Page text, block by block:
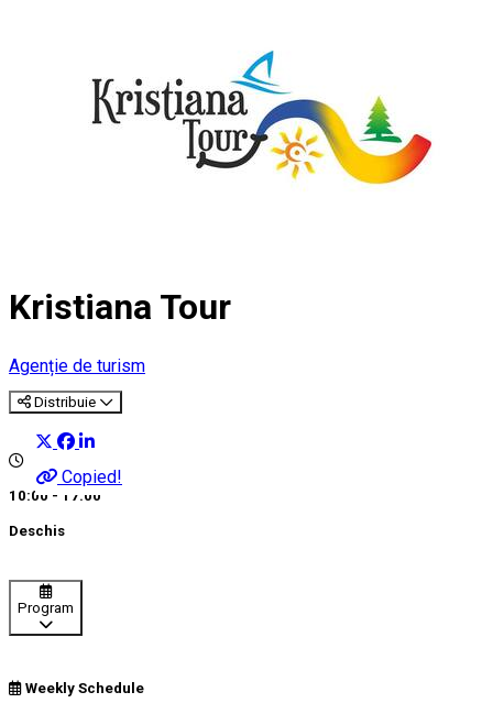
Kristiana Tour
Agenție de turism
Distribuie
Copied!
10:00 - 17:00
Deschis
Program
Weekly Schedule